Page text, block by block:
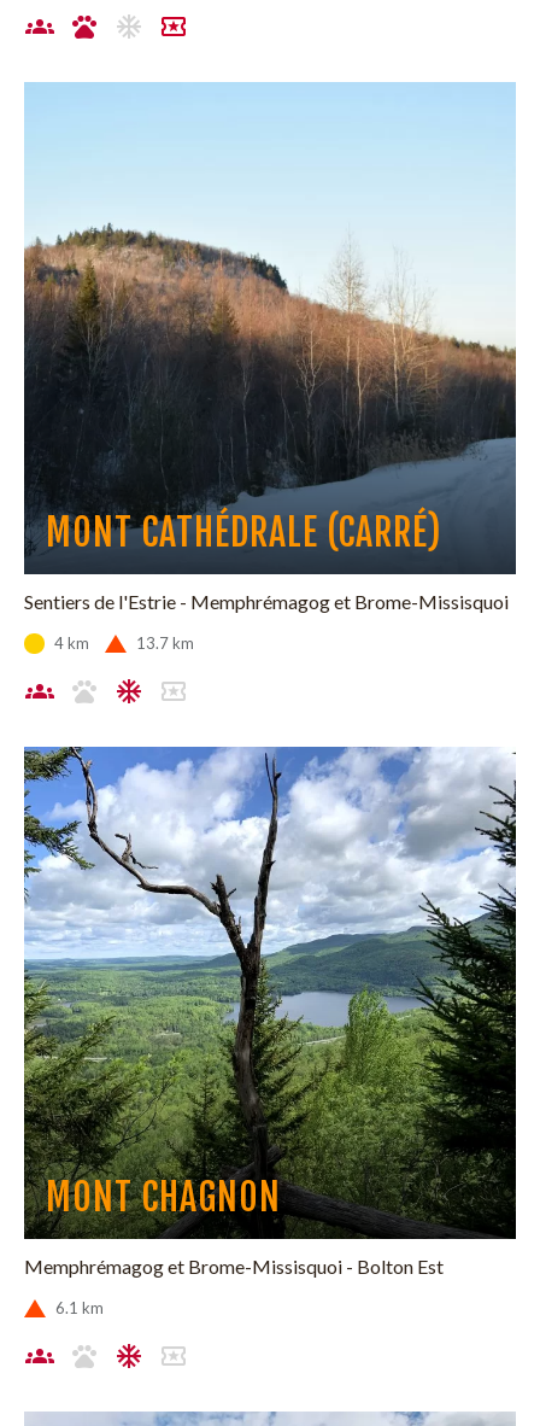
MONT CATHÉDRALE (CARRÉ)
Sentiers de l'Estrie - Memphrémagog et Brome-Missisquoi
4 km 13.7 km
MONT CHAGNON
Memphrémagog et Brome-Missisquoi - Bolton Est
6.1 km